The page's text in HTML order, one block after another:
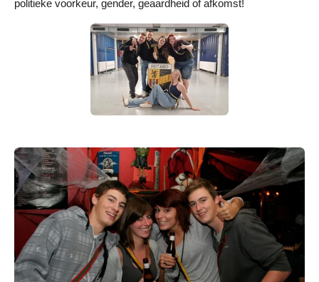
politieke voorkeur, gender, geaardheid of afkomst!